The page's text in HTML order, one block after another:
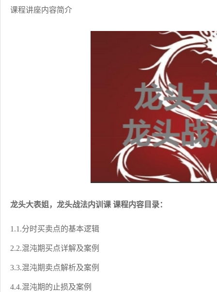
课程讲座内容简介
龙头大表姐，龙头战法内训课 课程内容目录：
1.1.分时买卖点的基本逻辑
2.2.混沌期买点详解及案例
3.3.混沌期卖点解析及案例
4.4.混沌期的止损及案例